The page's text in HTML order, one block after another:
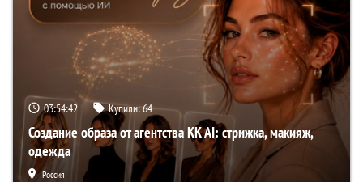
03:54:41 Купили:64
Создание образа от агентства KK AI: стрижка, макияж,
одежда
Россия